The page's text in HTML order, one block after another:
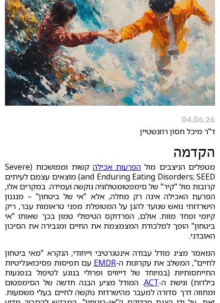
04.06.26
ד"ר מיכל חסון רוזנשטיין
הקדמה
מטפלים הניצבים מול הפרעות אכילה
קשות וממושכות (Severe
and Enduring Eating Disorders; SEED) מוצאים עצמם לעיתים
קרובות מול "קיר" של סימפטומטולוגיה נוקשה ועמידה. במקרים אלו,
הפרעת האכילה אינה רק מחלה, אלא "אי של ביטחון" – מנגנון
הישרדותי נואש שנועד להגן על המטופלת מפני טראומות עבר, ריק
קיומי ופחד מוות. אולם, הפרדוקס הטיפולי טמון בכך שאותו "אי
ביטחון" הופך למלכודת המצמצמת את החיים ומגבירה את הסיכון
האובדני.
המאמר מציג מודל עבודה אינטגרטיבי וייחודי, הנקרא "מאי ביטחון
לחיים", המשלב את עקרונות ה-EMDR עם תפיסות פסיכואנליטיות
התייחסותיות (במיוחד של דייוויס ופרולי בנוגע לטיפול בנפגעות
בילדות) וגישת ה-ACT. המודל מציע הבנה חדשה של הסימפטום
ומתווה דרך סדורה למעבר מהישרדות נוקשה לחיים בעלי משמעות.